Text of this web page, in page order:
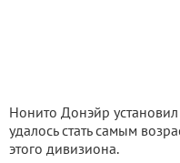
Нонито Донэйр
удалось стать самым
этого дивизиона.